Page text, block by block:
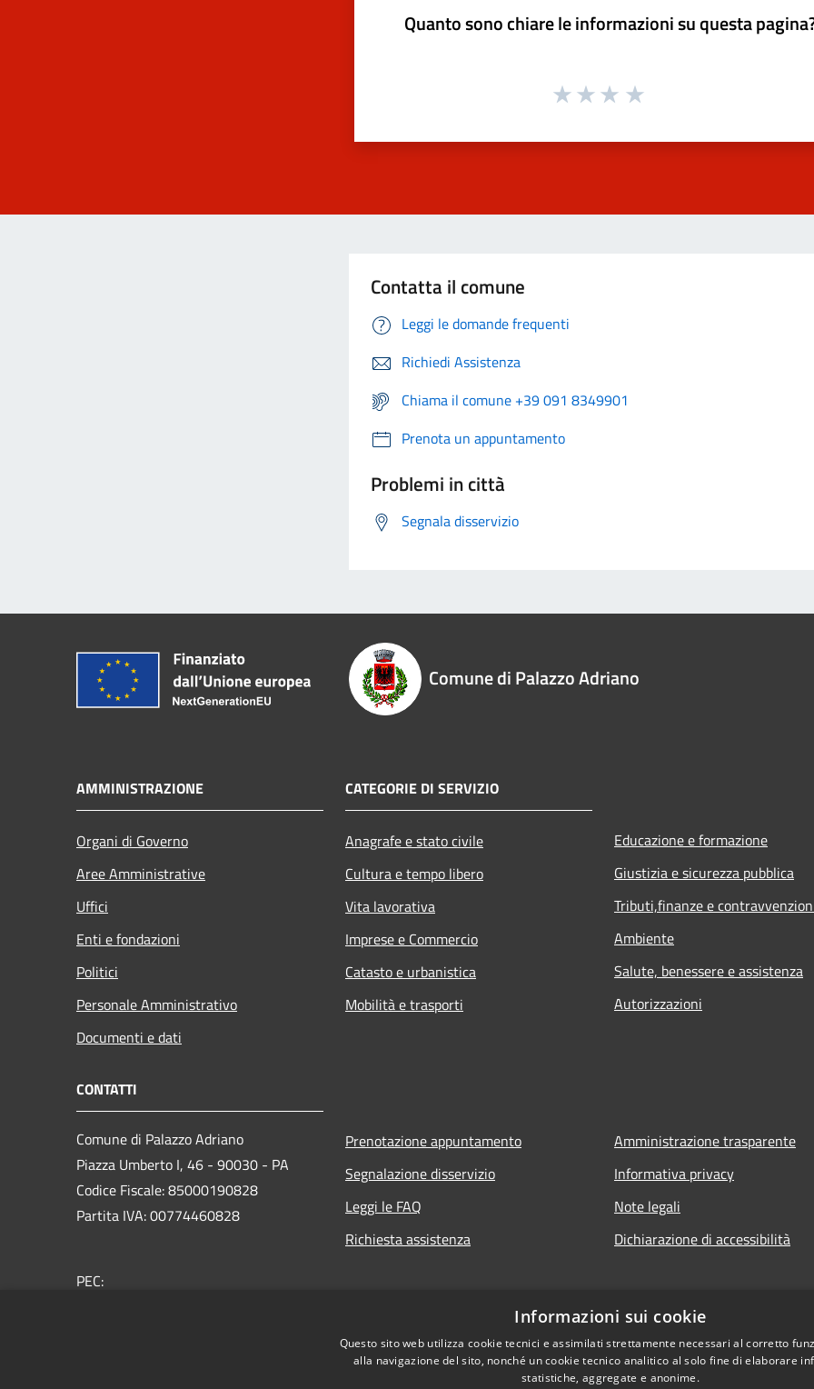
Quanto sono chiare le informazioni su questa
Contatta il comune
Leggi le domande frequenti
Richiedi Assistenza
Chiama il comune +39 091 8349901
Prenota un appuntamento
Problemi in città
Segnala disservizio
Comune di Palazzo Adriano
AMMINISTRAZIONE
Organi di Governo
Aree Amministrative
Uffici
Enti e fondazioni
Politici
Personale Amministrativo
Documenti e dati
CATEGORIE DI SERVIZIO
Anagrafe e stato civile
Cultura e tempo libero
Vita lavorativa
Imprese e Commercio
Catasto e urbanistica
Mobilità e trasporti
Educazione e formazione
Giustizia e sicurezza pubblica
Tributi,finanze e
Ambiente
Salute, benessere e assistenza
Autorizzazioni
CONTATTI
Comune di Palazzo Adriano
Piazza Umberto I, 46 - 90030 - PA
Codice Fiscale: 85000190828
Partita IVA: 00774460828
PEC:
Prenotazione appuntamento
Segnalazione disservizio
Leggi le FAQ
Richiesta assistenza
Amministrazione trasparente
Informativa privacy
Note legali
Dichiarazione di accessibilità
Informazioni sui cookie
Questo sito web utilizza cookie tecnici e assimilati strettamente necessari al corretto
alla navigazione del sito, nonché un cookie tecnico analitico al solo fine di elaborare
statistiche, aggregate e anonime.